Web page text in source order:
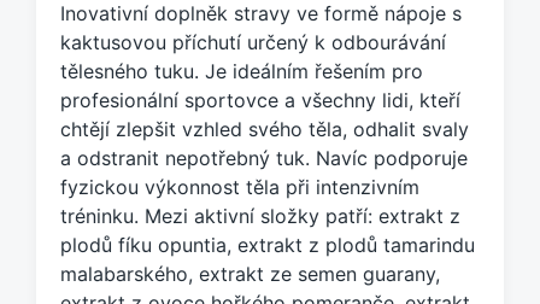
e
n
o
t
a
g
e
m
:
Inovativní doplněk stravy ve formě nápoje s
kaktusovou příchutí určený k odbourávání
tělesného tuku. Je ideálním řešením pro
profesionální sportovce a všechny lidi, kteří
chtějí zlepšit vzhled svého těla, odhalit svaly
a odstranit nepotřebný tuk. Navíc podporuje
fyzickou výkonnost těla při intenzivním
tréninku. Mezi aktivní složky patří: extrakt z
plodů fíku opuntia, extrakt z plodů tamarindu
malabarského, extrakt ze semen guarany,